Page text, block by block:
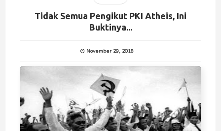
Tidak Semua Pengikut PKI Atheis, Ini
Buktinya...
November 29, 2018